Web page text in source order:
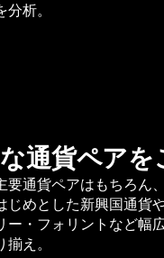
析。
通貨ペアを
要通貨ペアはもちろん
じめとした新興国通貨
ー・フォリントなど幅
揃え。